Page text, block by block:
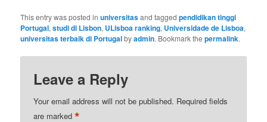
This entry was posted inuniversitasand taggedpendidikan tinggi
Portugal,studi di Lisbon, ULisboa ranking, Universidade de Lisboa,
universitas terbaik di Portugalbyadmin. Bookmark thepermalink.
Leave a Reply
Your email address will not be published. Required fields
are marked*